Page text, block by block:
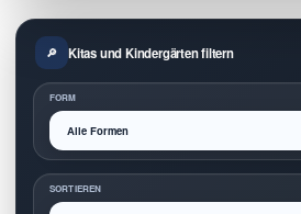
Kitas und Kindergärten filtern
FORM
SORTIEREN